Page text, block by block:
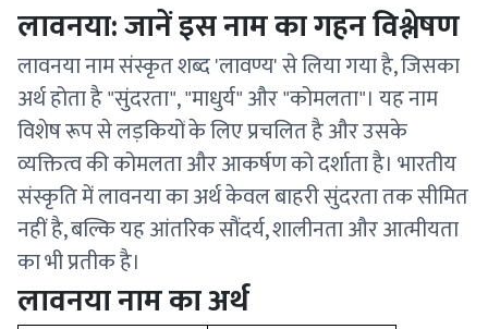
लावनया: जानें इस नाम का गहन विश्लेषण
लावनया नाम संस्कृत शब्द 'लावण्य' से लिया गया है, जिसका
अर्थ होता है "सुंदरता", "माधुर्य" और "कोमलता"। यह नाम
विशेष रूप से लड़कियों के लिए प्रचलित है और उसके
व्यक्तित्व की कोमलता और आकर्षण को दर्शाता है। भारतीय
संस्कृति में लावनया का अर्थ केवल बाहरी सुंदरता तक सीमित
नहीं है, बल्कि यह आंतरिक सौंदर्य, शालीनता और आत्मीयता
का भी प्रतीक है।
लावनया नाम का अर्थ